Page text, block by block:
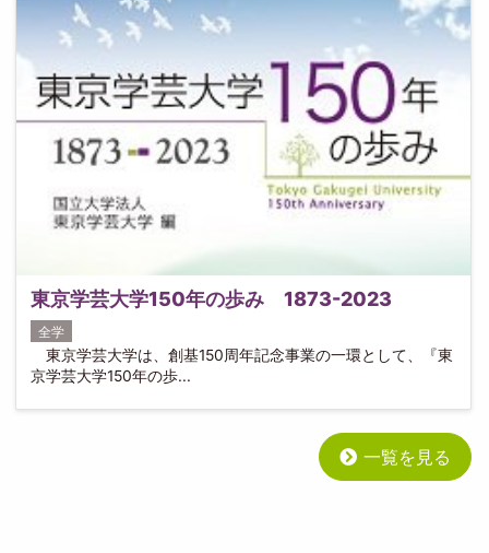
東京学芸大学150年の歩み 1873-2023
全学
東京学芸大学は、創基150周年記念事業の一環として、『東
京学芸大学150年の歩...
一覧を見る